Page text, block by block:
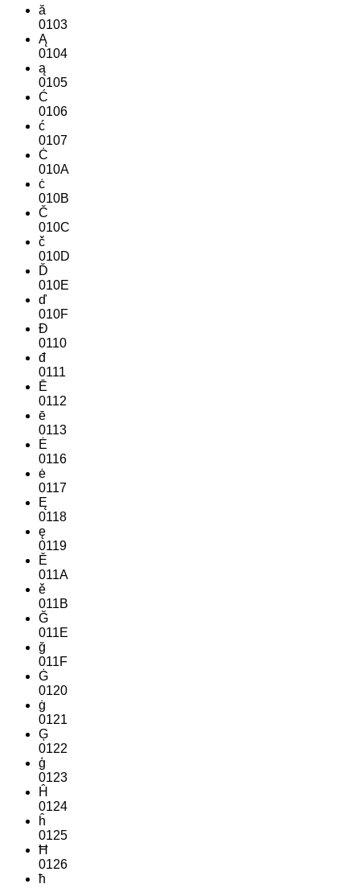
ă
0103
Ą
0104
ą
0105
Ć
0106
ć
0107
Ċ
010A
ċ
010B
Č
010C
č
010D
Ď
010E
ď
010F
Đ
0110
đ
0111
Ē
0112
ē
0113
Ė
0116
ė
0117
Ę
0118
ę
0119
Ě
011A
ě
011B
Ğ
011E
ğ
011F
Ġ
0120
ġ
0121
Ģ
0122
ģ
0123
Ĥ
0124
ĥ
0125
Ħ
0126
ħ